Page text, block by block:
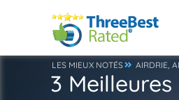
LES MIEUX NOTÉS AIRDRIE,
3